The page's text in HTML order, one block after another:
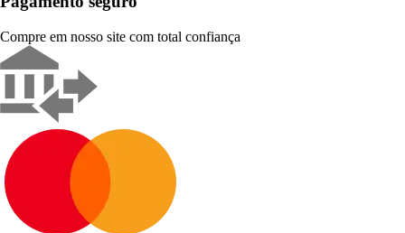
Compre em nosso site com total confiança